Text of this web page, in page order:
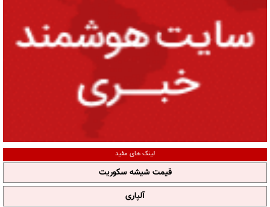
لینک های مفید
قیمت شیشه سکوریت
آلپاری